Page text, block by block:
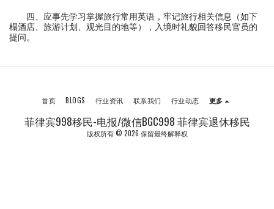
四、应事先学习掌握旅行常用英语，牢记旅行相关信息（如下
榻酒店、旅游计划、观光目的地等），入境时礼貌回答移民官员的
提问。
菲律宾998移民-电报/微信BGC998 菲律宾退休移民
版权所有 © 2026 保留最终解释权
首页 BLOGS 行业资讯 联系我们 行业动态 更多